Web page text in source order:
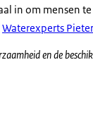
in om mensen
Waterexperts
en de